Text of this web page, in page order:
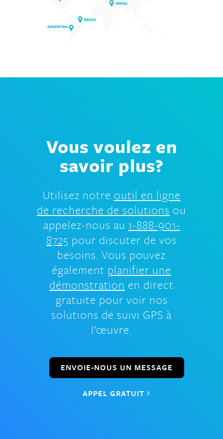
Vous voulez en
savoir plus?
Utilisez notre outil en ligne
de recherche de solutions ou
appelez-nous au 1-888-901-
8725 pour discuter de vos
besoins. Vous pouvez
également planifier une
démonstration en direct
gratuite pour voir nos
solutions de suivi GPS à
l’œuvre.
ENVOIE-NOUS UN MESSAGE
APPEL GRATUIT